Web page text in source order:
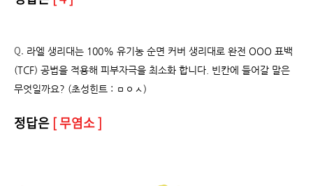
Q. 라엘 생리대는 100% 유기농 순면 커버 생리대로 완전 OOO 표백
(TCF) 공법을 적용해 피부자극을 최소화 합니다. 빈칸에 들어갈 말은
무엇일까요? (초성힌트 : ㅁㅇㅅ)
정답은 [ 무염소 ]